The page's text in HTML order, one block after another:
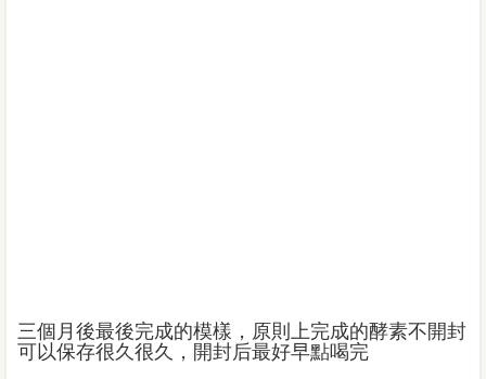
三個月後最後完成的模樣，原則上完成的酵素不開封
可以保存很久很久，開封后最好早點喝完